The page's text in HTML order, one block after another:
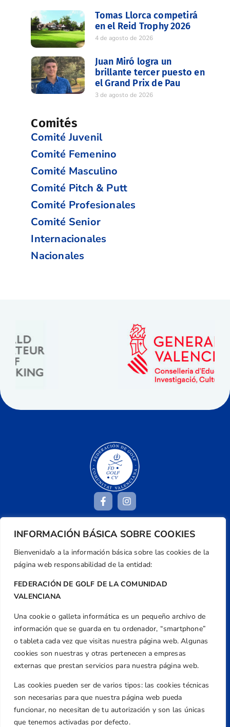
INFORMACIÓN BÁSICA SOBRE COOKIES
Bienvenida/o a la información básica sobre las cookies de la
página web responsabilidad de la entidad:
FEDERACIÓN DE GOLF DE LA COMUNIDAD
VALENCIANA
Una cookie o galleta informática es un pequeño archivo de
información que se guarda en tu ordenador, “smartphone”
o tableta cada vez que visitas nuestra página web. Algunas
cookies son nuestras y otras pertenecen a empresas
externas que prestan servicios para nuestra página web.
Las cookies pueden ser de varios tipos: las cookies técnicas
son necesarias para que nuestra página web pueda
funcionar, no necesitan de tu autorización y son las únicas
que tenemos activadas por defecto.
Tomas Llorca competirá
en el Reid Trophy 2026
4 de agosto de 2026
Juan Miró logra un
brillante tercer puesto en
el Grand Prix de Pau
3 de agosto de 2026
Comités
Comité Juvenil
Comité Femenino
Comité Masculino
Comité Pitch & Putt
Comité Profesionales
Comité Senior
Internacionales
Nacionales
Dirección
Centre de L´Esport, Carrer d'Isaac Peral i
Caballero, Nº 5, Despachos 2 y 3, 46980,
Email
federacion@golfcv.com
Aviso Legal
Transparencia
Normativa
Federación